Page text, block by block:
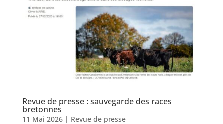
Revue de presse : sauvegarde des races
bretonnes
11 Mai 2026| Revue de presse